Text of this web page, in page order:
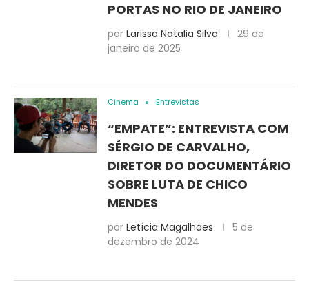
PORTAS NO RIO DE JANEIRO
por Larissa Natalia Silva
29 de
janeiro de 2025
Cinema Entrevistas
“EMPATE”: ENTREVISTA COM
SÉRGIO DE CARVALHO,
DIRETOR DO DOCUMENTÁRIO
SOBRE LUTA DE CHICO
MENDES
por Letícia Magalhães
5 de
dezembro de 2024